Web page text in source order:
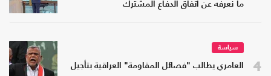
ما نعرفه عن اتفاق الدفاع المشترك
4
سياسة
العامري يطالب "فصائل المقاومة" العراقية بتأجيل